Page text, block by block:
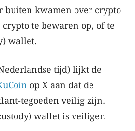
buiten kwamen over crypto
crypto te bewaren op, of te
wallet.
tijd) lijkt de
op X aan dat de
tegoeden veilig zijn.
wallet is veiliger.